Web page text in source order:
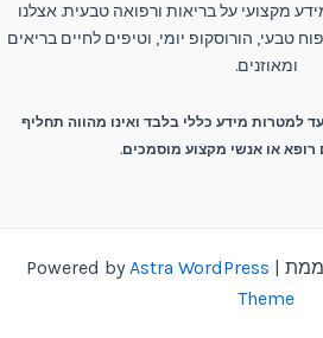
מקצועי על בריאות ורפואה טבעית. אצלנו
טבעי, הורוסקופ יומי, וטיפים לחיים בריאים
ומאוזנים.
למטרות מידע כללי בלבד ואינו מהווה תחליף
רופא או אנשי מקצוע מוסמכים.
Astra WordPress
Theme